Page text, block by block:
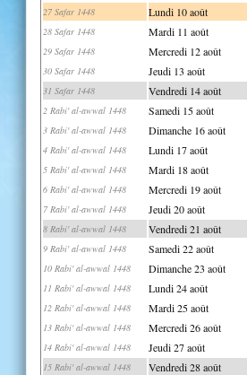
27 Safar 1448 Lundi 10 août
28 Safar 1448 Mardi 11 août
29 Safar 1448 Mercredi 12 août
30 Safar 1448 Jeudi 13 août
31 Safar 1448 Vendredi 14 août
2 Rabi' al-awwal 1448 Samedi 15 août
3 Rabi' al-awwal 1448 Dimanche 16 août
4 Rabi' al-awwal 1448 Lundi 17 août
5 Rabi' al-awwal 1448 Mardi 18 août
6 Rabi' al-awwal 1448 Mercredi 19 août
7 Rabi' al-awwal 1448 Jeudi 20 août
8 Rabi' al-awwal 1448 Vendredi 21 août
9 Rabi' al-awwal 1448 Samedi 22 août
10 Rabi' al-awwal 1448 Dimanche 23 août
11 Rabi' al-awwal 1448 Lundi 24 août
12 Rabi' al-awwal 1448 Mardi 25 août
13 Rabi' al-awwal 1448 Mercredi 26 août
14 Rabi' al-awwal 1448 Jeudi 27 août
15 Rabi' al-awwal 1448 Vendredi 28 août